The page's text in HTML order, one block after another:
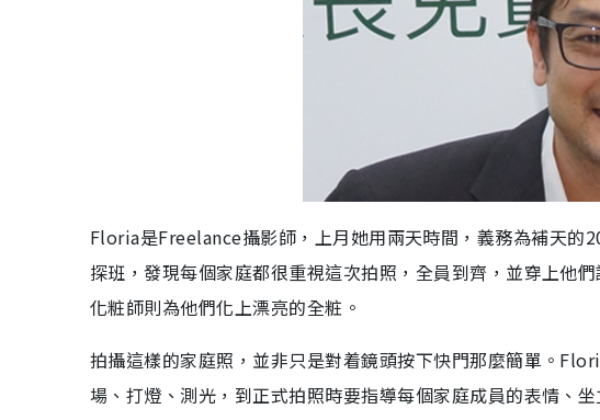
Floria是Freelance攝影師，上月她用兩天時間，義務為補天的
探班，發現每個家庭都很重視這次拍照，全員到齊，並穿上他
化粧師則為他們化上漂亮的全粧。
拍攝這樣的家庭照，並非只是對着鏡頭按下快門那麼簡單。
場、打燈、測光，到正式拍照時要指導每個家庭成員的表情、